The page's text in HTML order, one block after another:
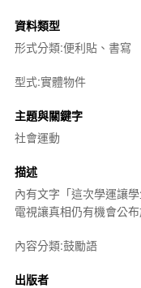
資料類型
形式分類:便利貼、書寫
型式:實體物件
主題與關鍵字
社會運動
描述
內有文字「這次學運讓
電視讓真相仍有機會公
內容分類:鼓勵語
出版者